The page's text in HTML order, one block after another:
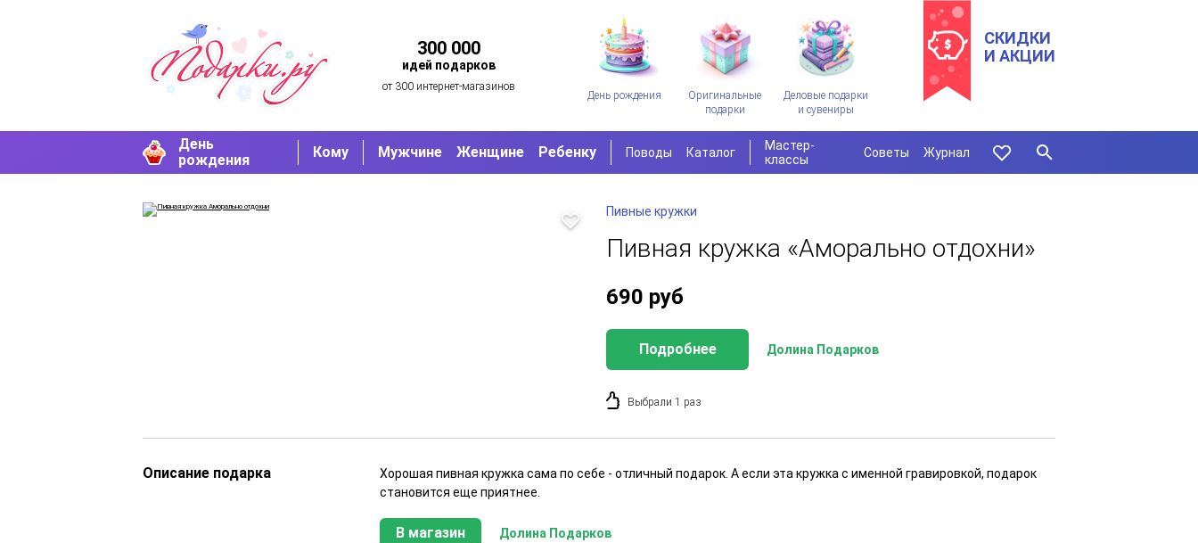
300 000
идей подарков
от 300 интернет-магазинов
День рождения
Оригинальные
подарки
Деловые подарки
и сувениры
СКИДКИ
И АКЦИИ
День
рождения
Кому Мужчине Женщине Ребенку Поводы Каталог
Мастер-
классы
Советы Журнал
Пивные кружки
Пивная кружка «Аморально отдохни»
690 руб
Подробнее Долина Подарков
Выбрали 1 раз
Описание подарка
Хорошая пивная кружка сама по себе - отличный подарок. А если эта кружка с именной гравировкой, подарок
становится еще приятнее.
В магазин Долина Подарков